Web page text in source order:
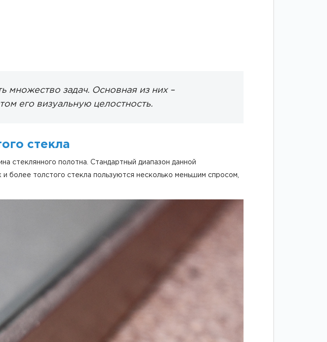
множество задач. Основная из них –
его визуальную целостность.
стекла
стеклянного полотна. Стандартный диапазон данной
более толстого стекла пользуются несколько меньшим спросом,